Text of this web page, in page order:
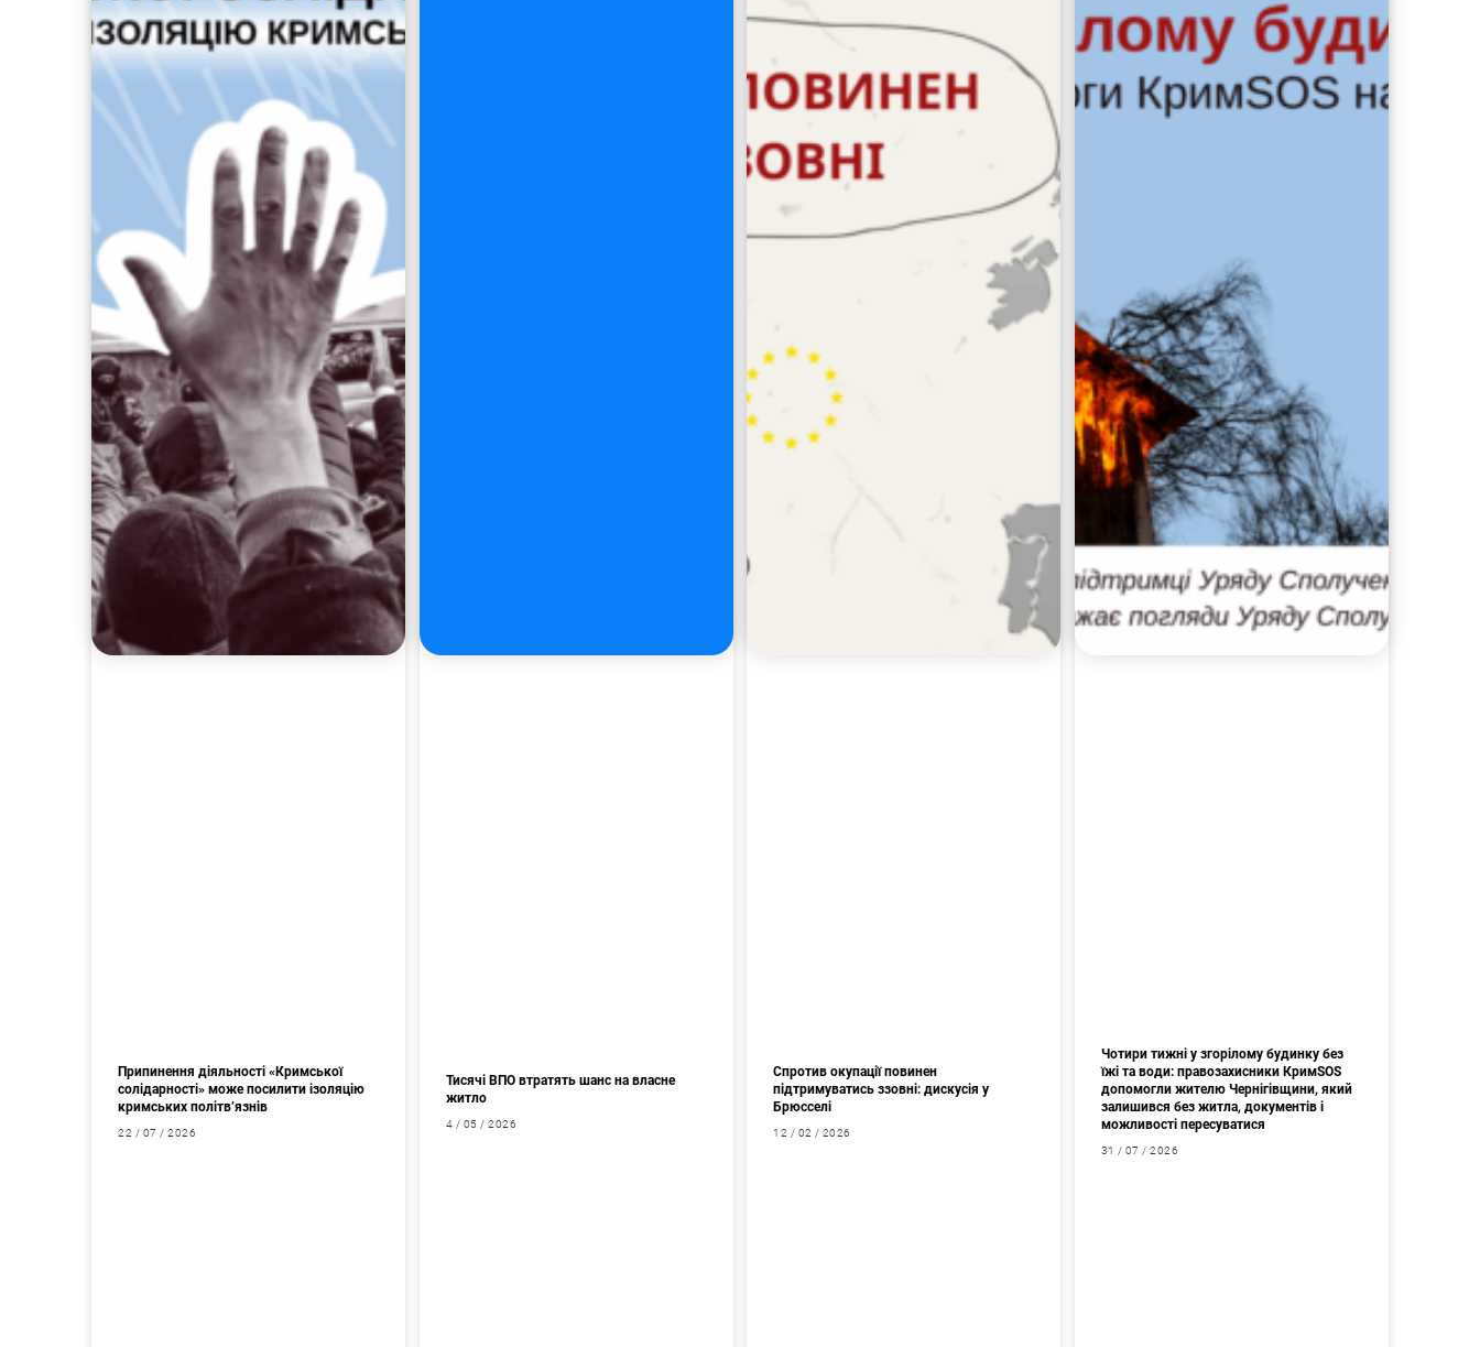
Припинення діяльності «Кримської
солідарності» може посилити ізоляцію
кримських політв’язнів
22 / 07 / 2026
Тисячі ВПО втратять шанс на власне
житло
4 / 05 / 2026
Спротив окупації повинен
підтримуватись ззовні: дискусія у
Брюсселі
12 / 02 / 2026
Чотири тижні у згорілому будинку без
їжі та води: правозахисники КримSOS
допомогли жителю Чернігівщини, який
залишився без житла, документів і
можливості пересуватися
31 / 07 / 2026